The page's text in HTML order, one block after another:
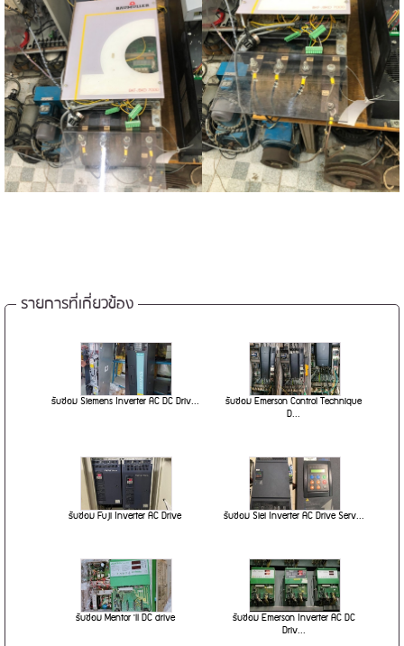
รายการที่เกี่ยวข้อง
รับซ่อม Siemens Inverter AC DC Driv... รับซ่อม Emerson Control Technique
D...
รับซ่อม Fuji Inverter AC Drive รับซ่อม Siei Inverter AC Drive Serv...
รับซ่อม Mentor 'll DC drive รับซ่อม Emerson Inverter AC DC
Driv...